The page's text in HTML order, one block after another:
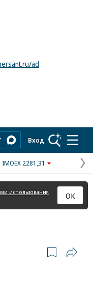
ad
Вход
IMOEX 2281,31
использования
ОК